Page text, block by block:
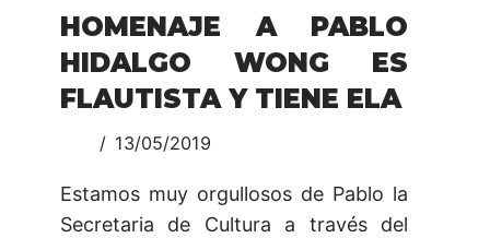
HOMENAJE A PABLO
HIDALGO WONG ES
FLAUTISTA Y TIENE ELA
13/05/2019
Estamos muy orgullosos de Pablo la
Secretaria de Cultura a través del